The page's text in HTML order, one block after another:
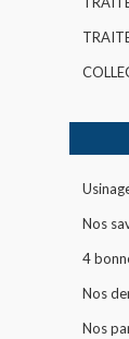
Nos
4
Nos
Nos